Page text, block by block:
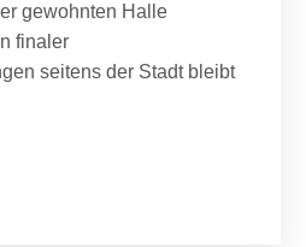
gewohnten Halle
finaler
seitens der Stadt bleibt